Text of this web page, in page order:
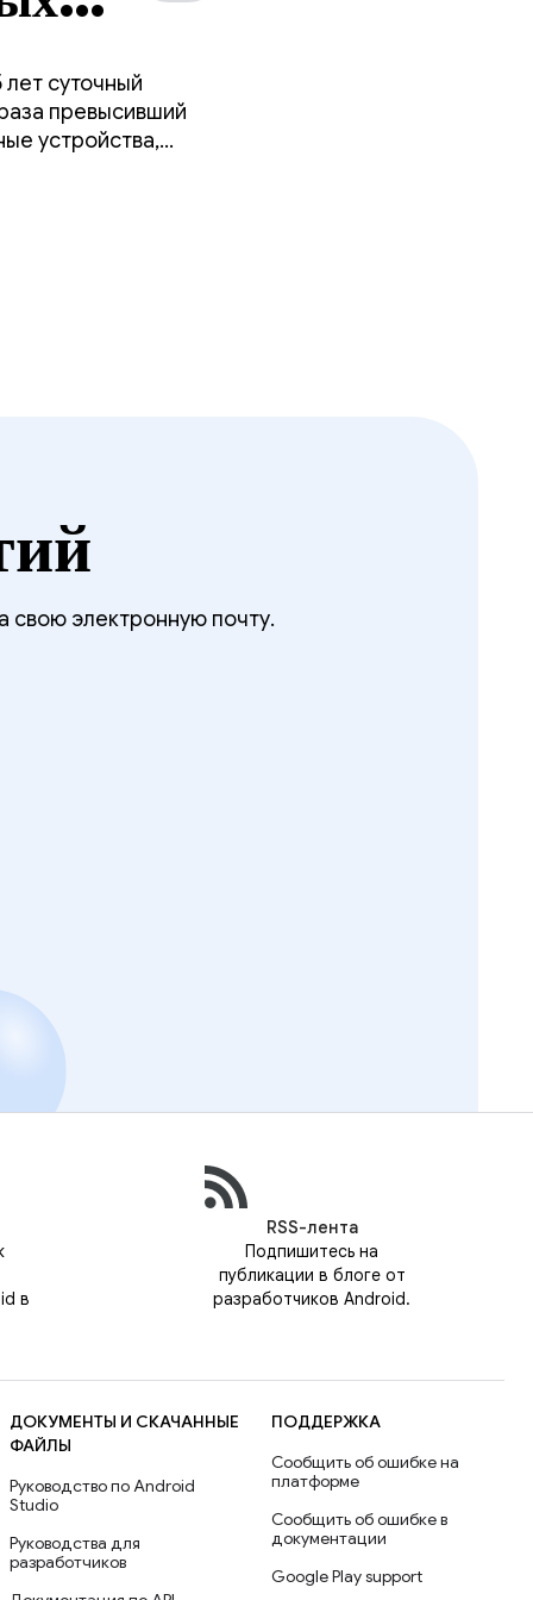
суточный
превысивший
устройства,
своего телефона.
свою электронную почту.
в
RSS-лента
Подпишитесь на
публикации в блоге от
разработчиков Android.
ДОКУМЕНТЫ И СКАЧАННЫЕ
ФАЙЛЫ
Руководство по Android
Studio
Руководства для
разработчиков
ПОДДЕРЖКА
Сообщить об ошибке на
платформе
Сообщить об ошибке в
документации
Google Play support